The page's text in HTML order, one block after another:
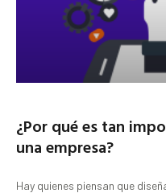
¿Por qué es tan
una empresa?
Hay quienes piensan que